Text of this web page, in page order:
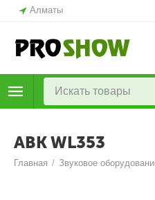
Алматы
ABK WL353
Главная / Звуковое